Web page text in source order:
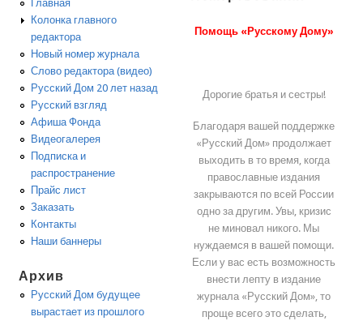
Главная
Колонка главного
редактора
Новый номер журнала
Слово редактора (видео)
Русский Дом 20 лет назад
Русский взгляд
Афиша Фонда
Видеогалерея
Подписка и
распространение
Прайс лист
Заказать
Контакты
Наши баннеры
Архив
Русский Дом будущее
вырастает из прошлого
Помощь «Русскому Дому»
Дорогие братья и сестры!
Благодаря вашей поддержке
«Русский Дом» продолжает
выходить в то время, когда
православные издания
закрываются по всей России
одно за другим. Увы, кризис
не миновал никого. Мы
нуждаемся в вашей помощи.
Если у вас есть возможность
внести лепту в издание
журнала «Русский Дом», то
проще всего это сделать,